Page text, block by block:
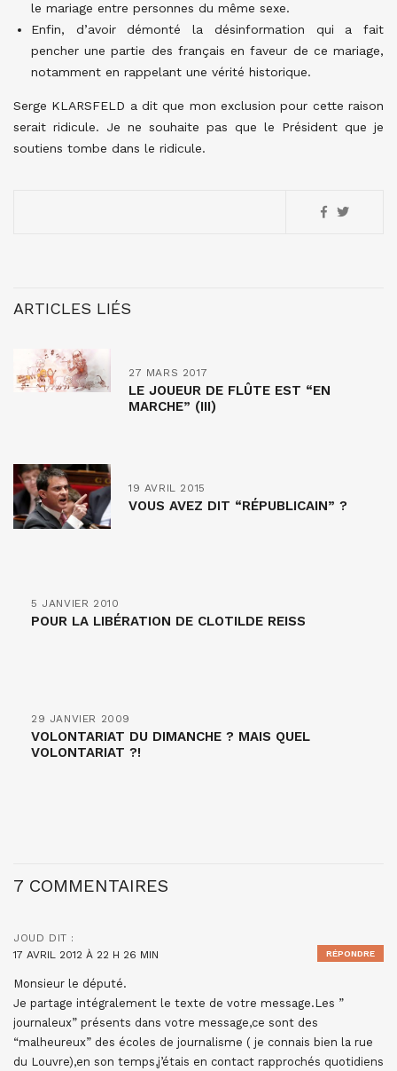
le mariage entre personnes du même sexe.
Enfin, d’avoir démonté la désinformation qui a fait
pencher une partie des français en faveur de ce mariage,
notamment en rappelant une vérité historique.
Serge KLARSFELD a dit que mon exclusion pour cette raison
serait ridicule. Je ne souhaite pas que le Président que je
soutiens tombe dans le ridicule.
ARTICLES LIÉS
27 MARS 2017
LE JOUEUR DE FLÛTE EST “EN
MARCHE” (III)
19 AVRIL 2015
VOUS AVEZ DIT “RÉPUBLICAIN” ?
5 JANVIER 2010
POUR LA LIBÉRATION DE CLOTILDE REISS
29 JANVIER 2009
VOLONTARIAT DU DIMANCHE ? MAIS QUEL
VOLONTARIAT ?!
7 COMMENTAIRES
JOUD DIT :
17 AVRIL 2012 À 22 H 26 MIN
Monsieur le député.
Je partage intégralement le texte de votre message.Les ”
journaleux” présents dans votre message,ce sont des
“malheureux” des écoles de journalisme ( je connais bien la rue
du Louvre),en son temps,j’étais en contact rapprochés quotidiens
RÉPONDRE